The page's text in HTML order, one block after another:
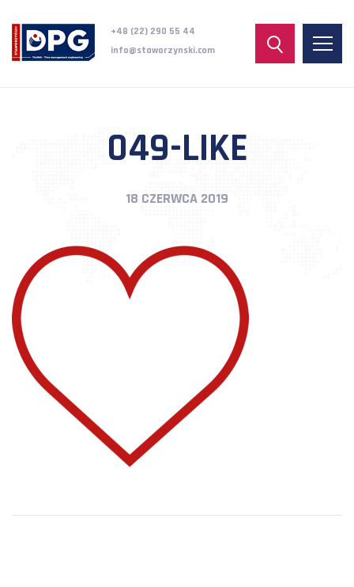
+48 (22) 290 55 44
info@staworzynski.com
049-LIKE
18 CZERWCA 2019